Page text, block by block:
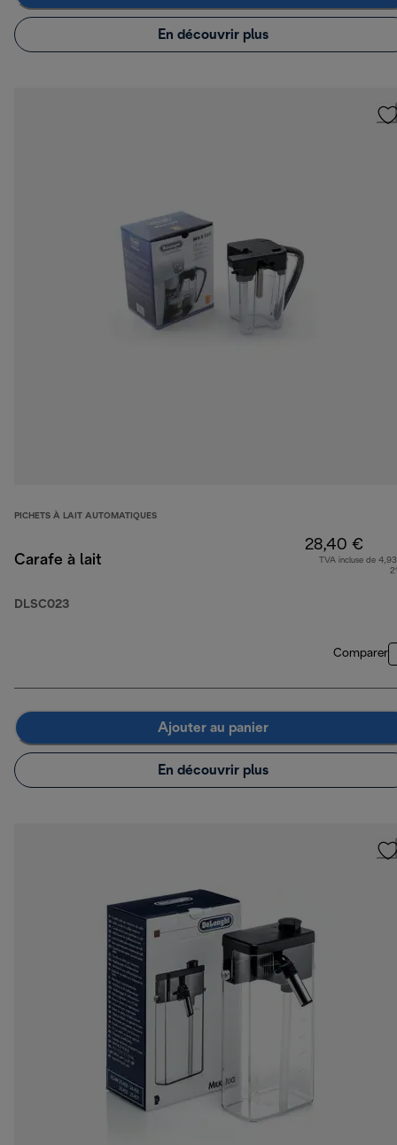
En découvrir plus
PICHETS À LAIT AUTOMATIQUES
Carafe à lait
DLSC023
28,40 €
TVA incluse de
Comparer
Ajouter au panier
En découvrir plus